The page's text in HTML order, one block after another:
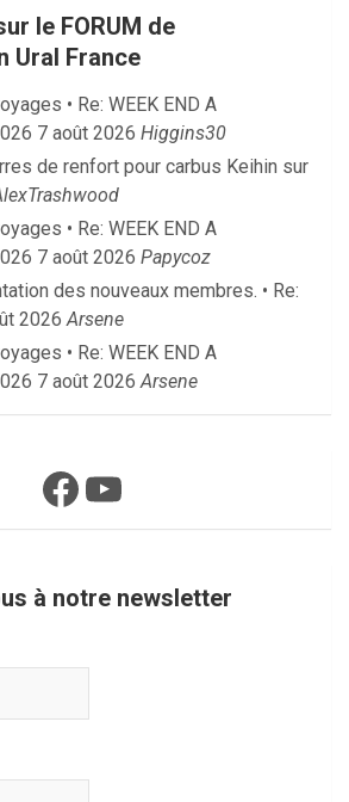
le FORUM de
Ural France
• Re: WEEK END A
7 août 2026 Higgins30
de renfort pour carbus Keihin sur
• Re: WEEK END A
7 août 2026 Papycoz
des nouveaux membres. • Re:
2026 Arsene
• Re: WEEK END A
7 août 2026 Arsene
Facebook
YouTube
à notre newsletter